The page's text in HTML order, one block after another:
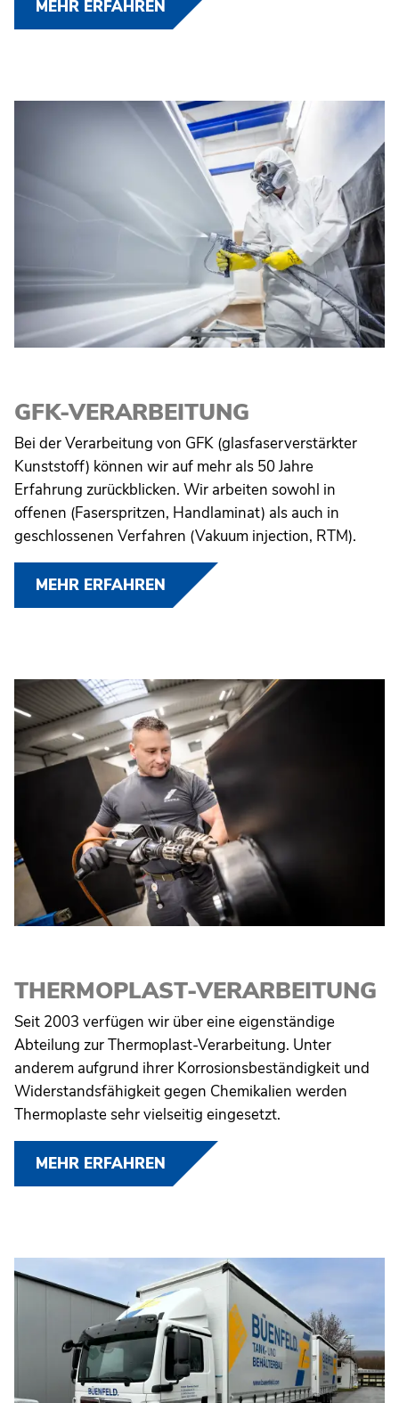
MEHR ERFAHREN
GFK-VERARBEITUNG
Bei der Verarbeitung von GFK (glasfaserverstärkter
Kunststoff) können wir auf mehr als 50 Jahre
Erfahrung zurückblicken. Wir arbeiten sowohl in
offenen (Faserspritzen, Handlaminat) als auch in
geschlossenen Verfahren (Vakuum injection, RTM).
MEHR ERFAHREN
THERMOPLAST-VERARBEITUNG
Seit 2003 verfügen wir über eine eigenständige
Abteilung zur Thermoplast-Verarbeitung. Unter
anderem aufgrund ihrer Korrosionsbeständigkeit und
Widerstandsfähigkeit gegen Chemikalien werden
Thermoplaste sehr vielseitig eingesetzt.
MEHR ERFAHREN